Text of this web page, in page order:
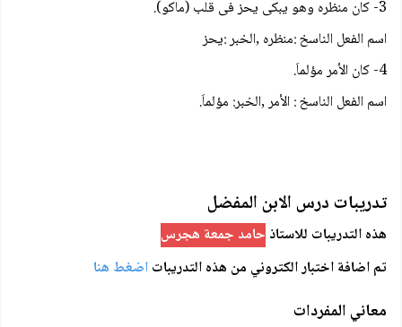
3- كان منظره وهو يبكى يحز فى قلب (ماكو).
اسم الفعل الناسخ :منظره ,الخبر :يحز
4- كان الأمر مؤلماَ.
اسم الفعل الناسخ : الأمر ,الخبر: مؤلماَ.
تدريبات درس الابن المفضل
هذه التدريبات للاستاذ حامد جمعة هجرس
تم اضافة اختبار الكتروني من هذه التدريباتاضغط هنا
معاني المفردات